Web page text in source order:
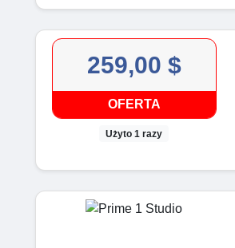
259,00 $
OFERTA
Użyto 1 razy